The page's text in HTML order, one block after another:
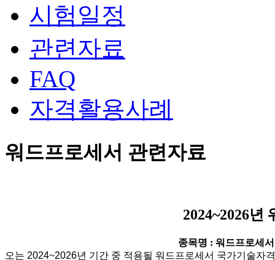
시험일정
관련자료
FAQ
자격활용사례
워드프로세서 관련자료
2024~2026년
종목명 : 워드프로세서
오는 2024~2026년 기간 중 적용될 워드프로세서 국가기술자